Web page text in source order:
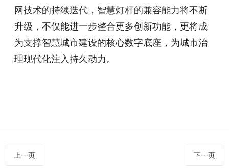
网技术的持续迭代，智慧灯杆的兼容能力将不断
升级，不仅能进一步整合更多创新功能，更将成
为支撑智慧城市建设的核心数字底座，为城市治
理现代化注入持久动力。
上一页 下一页